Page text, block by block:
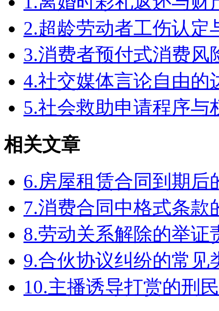
2.超龄劳动者工伤认定
3.消费者预付式消费风
4.社交媒体言论自由
5.社会救助申请程序与
相关文章
6.房屋租赁合同到期后
7.消费合同中格式条款
8.劳动关系解除的举证
9.合伙协议纠纷的常见
10.主播诱导打赏的刑